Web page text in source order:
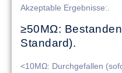
​​Akzeptable Ergebnisse​​:.
​​≥50MΩ​​:
Standard).
​​<10MΩ​​: Durchgefallen